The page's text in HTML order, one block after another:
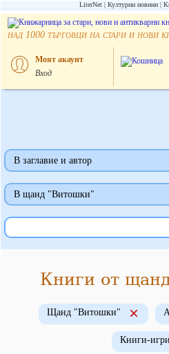
LiterNet Културни новини
над 1000 търговци на стари и нови
Моят акаунт
Вход
В заглавие и автор
В щанд "Витошки"
Книги от
Щанд "Витошки"
Книги-игри